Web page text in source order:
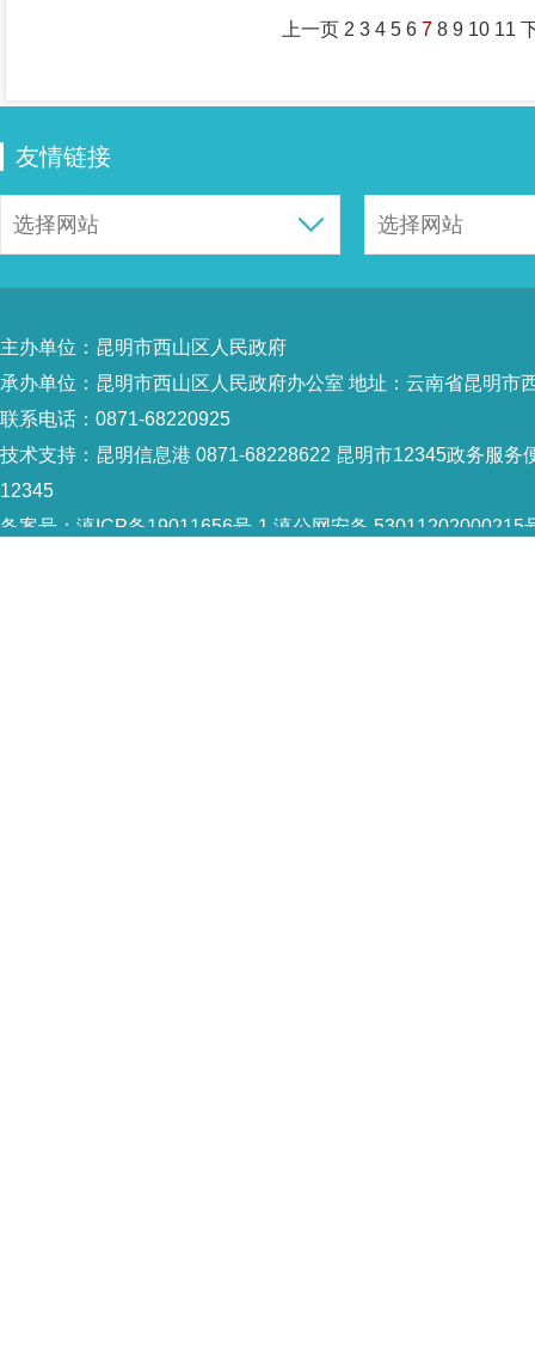
上一页 2 3 4 5 6 7 8 9 10 11
友情链接
主办单位：昆明市西山区人民政府
承办单位：昆明市西山区人民政府办公室 地址：云南省昆明市
联系电话：0871-68220925
技术支持： 昆明信息港 0871-68228622 昆明市12345政务服务
12345
备案号： 滇ICP备19011656号-1 滇公网安备 53011202000215